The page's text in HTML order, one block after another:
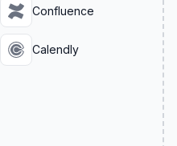
Confluence
Calendly